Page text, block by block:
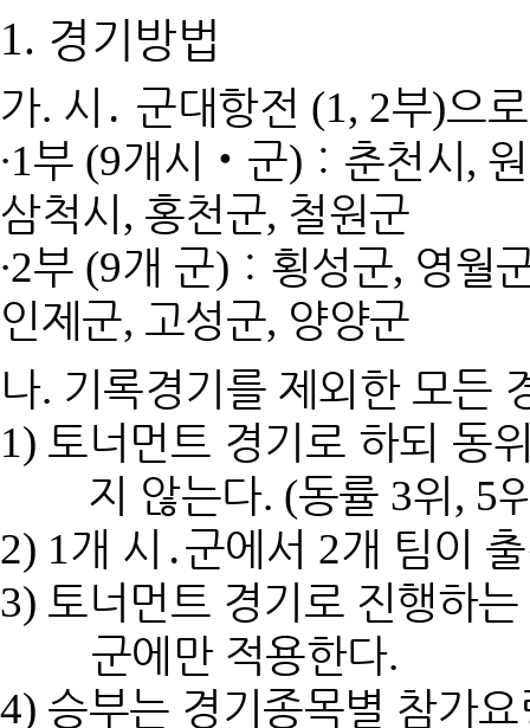
1. 경기방법
가. 시 ․ 군대항전 (1, 2부)으
∙1부 (9개시 ‧ 군) ： 춘천시 ,
삼척시 , 홍천군, 철원군
∙2부 (9개 군) ： 횡성군, 영월
인제군, 고성군, 양양군
나. 기록경기를 제외한 모든
1) 토너먼트 경기로 하되 동
지 않는다. (동률 3위 , 5
2) 1개 시 ․군에서 2개 팀이
3) 토너먼트 경기로 진행하
군에만 적용한다.
4) 승부는 경기종목별 참가